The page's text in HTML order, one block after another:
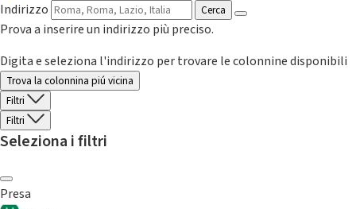
Indirizzo
Cerca
Prova a inserire un indirizzo più preciso.
Digita e seleziona l'indirizzo per trovare le colonnine disponibili
Trova la colonnina piú vicina
Filtri
Filtri
Seleziona i filtri
Presa